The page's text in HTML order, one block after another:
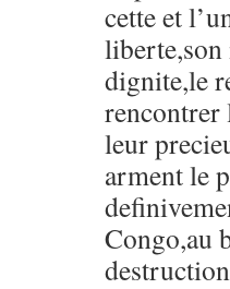
cette et
liberte,son
dignite,le
rencontrer
leur
arment le
Congo,au